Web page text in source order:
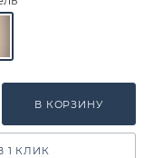
В КОРЗИНУ
1 КЛИК